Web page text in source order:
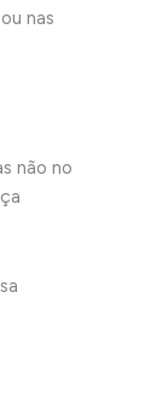
nas
não no